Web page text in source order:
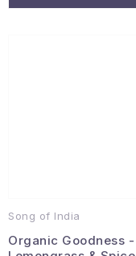
Song of India
Organic Goodness -